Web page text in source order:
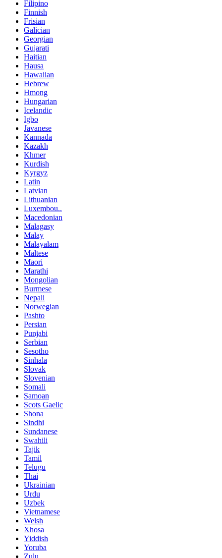
Filipino
Finnish
Frisian
Galician
Georgian
Gujarati
Haitian
Hausa
Hawaiian
Hebrew
Hmong
Hungarian
Icelandic
Igbo
Javanese
Kannada
Kazakh
Khmer
Kurdish
Kyrgyz
Latin
Latvian
Lithuanian
Luxembou..
Macedonian
Malagasy
Malay
Malayalam
Maltese
Maori
Marathi
Mongolian
Burmese
Nepali
Norwegian
Pashto
Persian
Punjabi
Serbian
Sesotho
Sinhala
Slovak
Slovenian
Somali
Samoan
Scots Gaelic
Shona
Sindhi
Sundanese
Swahili
Tajik
Tamil
Telugu
Thai
Ukrainian
Urdu
Uzbek
Vietnamese
Welsh
Xhosa
Yiddish
Yoruba
Zulu